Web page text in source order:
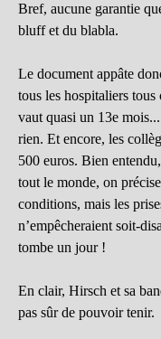
Bref, aucune garantie
bluff et du blabla.
Le document appâte
tous les hospitaliers
vaut quasi un 13e
rien. Et encore, les
500 euros. Bien
tout le monde, on
conditions, mais les
n’empêcheraient soit-
tombe un jour !
En clair, Hirsch et sa
pas sûr de pouvoir tenir.